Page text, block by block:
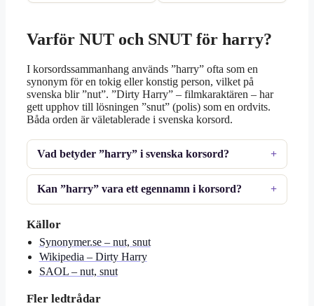
Varför NUT och SNUT för harry?
I korsordssammanhang används ”harry” ofta som en
synonym för en tokig eller konstig person, vilket på
svenska blir ”nut”. ”Dirty Harry” – filmkaraktären – har
gett upphov till lösningen ”snut” (polis) som en ordvits.
Båda orden är väletablerade i svenska korsord.
Vad betyder ”harry” i svenska korsord?
Kan ”harry” vara ett egennamn i korsord?
Källor
Synonymer.se – nut, snut
Wikipedia – Dirty Harry
SAOL – nut, snut
Fler ledtrådar